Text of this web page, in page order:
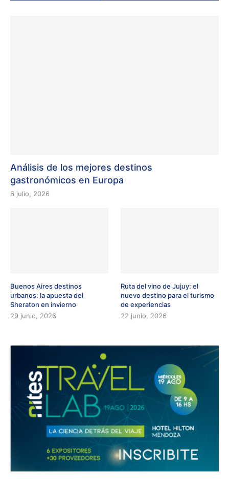
Análisis de los mejores destinos
gastronómicos en Europa
6 julio, 2026
Buenos Aires destinos
urbanos: la apuesta del
Sheraton en invierno
29 junio, 2026
Ruta del vino de Jujuy: el
nuevo destino para el turismo
de experiencias
22 junio, 2026